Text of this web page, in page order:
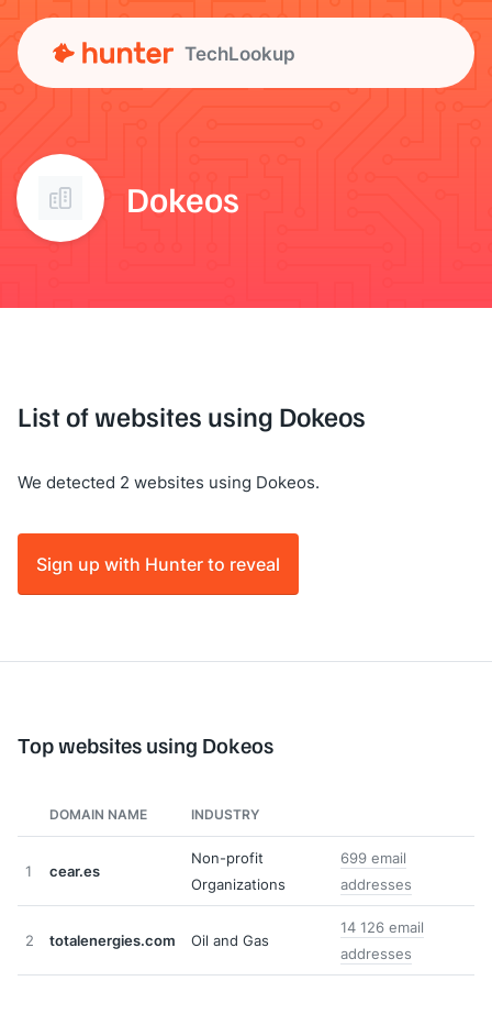
TechLookup
Dokeos
List of websites using Dokeos
We detected 2 websites using Dokeos.
Sign up with Hunter to reveal
Top websites using Dokeos
DOMAIN NAME INDUSTRY
1 cear.es
Non-profit
Organizations
699 email
addresses
2 totalenergies.com Oil and Gas
14 126 email
addresses